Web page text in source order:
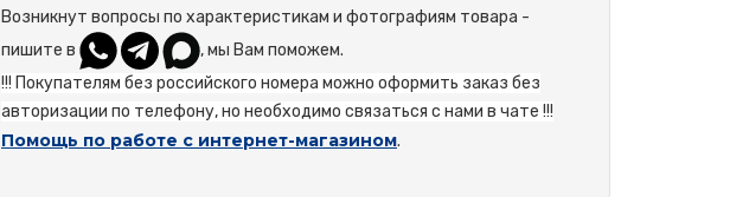
Возникнут вопросы по характеристикам и фотографиям товара -
пишите в
, мы Вам поможем.
!!! Покупателям без российского номера можно оформить заказ без
авторизации по телефону, но необходимо связаться с нами в чате !!!
Помощь по работе с интернет-магазином.